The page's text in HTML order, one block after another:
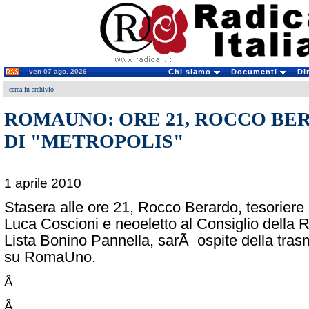
ven 07 ago. 2026 Chi siamo Documenti
cerca in archivio
ROMAUNO: ORE 21, ROCCO
DI "METROPOLIS"
1 aprile 2010
Stasera alle ore 21, Rocco Berardo,
Luca Coscioni e neoeletto al Consiglio della
Lista Bonino Pannella, sarÃ ospite della
su RomaUno.
Â
Â